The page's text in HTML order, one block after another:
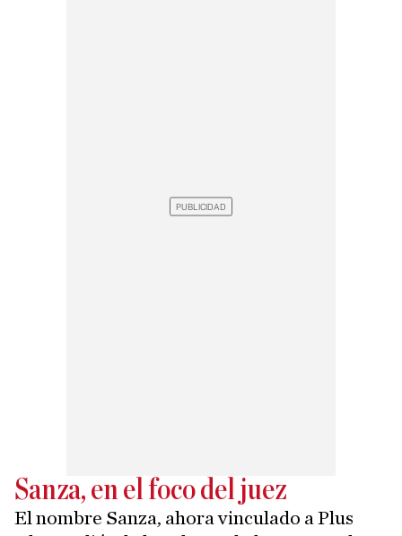
Sanza, en el foco del juez
El nombre Sanza, ahora vinculado a Plus